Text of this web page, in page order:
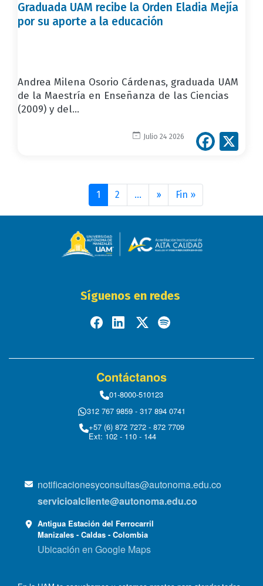
Graduada UAM recibe la Orden Eladia Mejía
por su aporte a la educación
Andrea Milena Osorio Cárdenas, graduada UAM
de la Maestría en Enseñanza de las Ciencias
(2009) y del...
Julio 24 2026
Paginación
1 2 … ››Siguiente
página
Fin »Última
página
Síguenos en redes
Contáctanos
01-8000-510123
312 767 9859 - 317 894 0741
+57 (6) 872 7272 - 872 7709
Ext: 102 - 110 - 144
notificacionesyconsultas@autonoma.edu.co
servicioalcliente@autonoma.edu.co
Antigua Estación del Ferrocarril
Manizales - Caldas - Colombia
Ubicación en Google Maps